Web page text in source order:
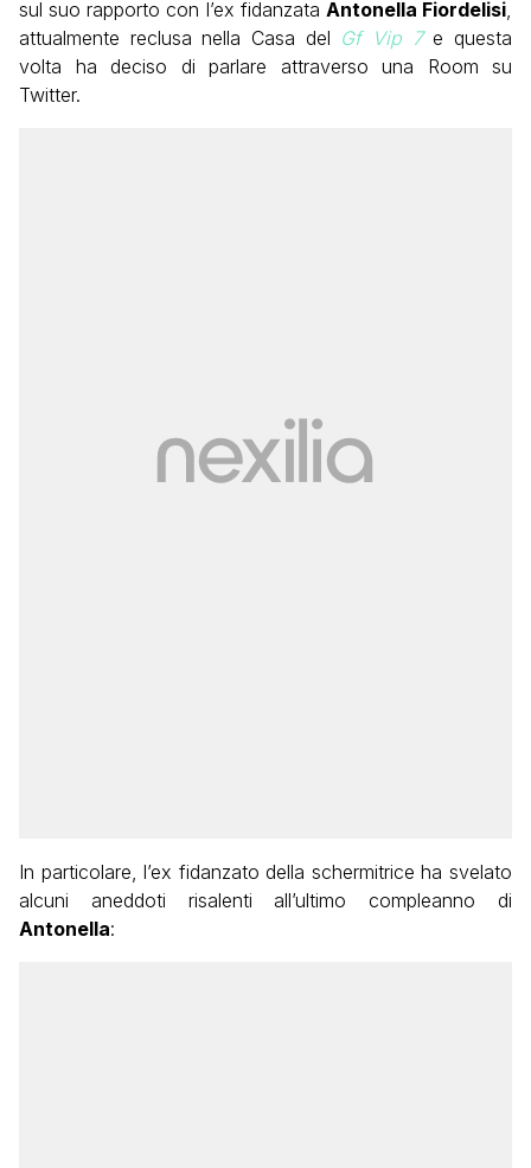
sul suo rapporto con l’ex fidanzata Antonella Fiordelisi
attualmente reclusa nella Casa del Gf Vip 7e questa
volta ha deciso di parlare attraverso una Room su
Twitter.
In particolare, l’ex fidanzato della schermitrice ha svelato
alcuni aneddoti risalenti all’ultimo compleanno di
Antonella: